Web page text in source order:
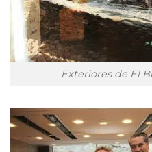
Exteriores de El